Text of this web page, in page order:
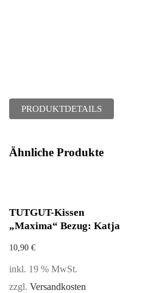
PRODUKTDETAILS
Ähnliche Produkte
TUTGUT-Kissen
„Maxima“ Bezug: Katja
10,90 €
inkl. 19 % MwSt.
zzgl. Versandkosten